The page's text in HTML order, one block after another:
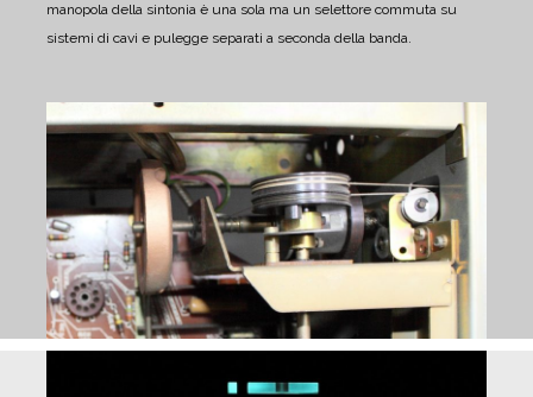
manopola della sintonia è una sola ma un selettore commuta su
sistemi di cavi e pulegge separati a seconda della banda.